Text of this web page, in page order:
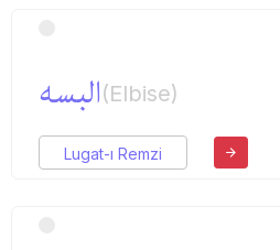
البسه(Elbise)
Lugat-ı Remzi